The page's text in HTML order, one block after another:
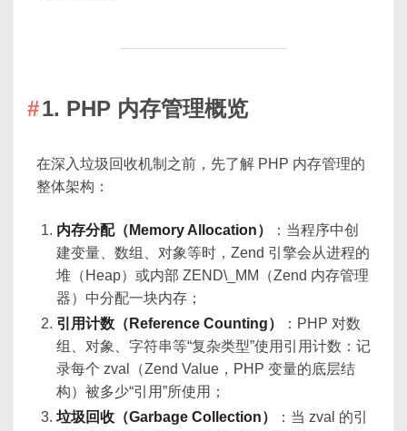
1. PHP 内存管理概览
在深入垃圾回收机制之前，先了解 PHP 内存管理的
整体架构：
内存分配（Memory Allocation）
：当程序中创
建变量、数组、对象等时，Zend 引擎会从进程的
堆（Heap）或内部 ZEND\_MM（Zend 内存管理
器）中分配一块内存；
引用计数（Reference Counting）
：PHP 对数
组、对象、字符串等“复杂类型”使用引用计数：记
录每个 zval（Zend Value，PHP 变量的底层结
构）被多少“引用”所使用；
垃圾回收（Garbage Collection）
：当 zval 的引